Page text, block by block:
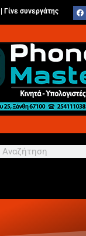
Γίνε συνεργάτης